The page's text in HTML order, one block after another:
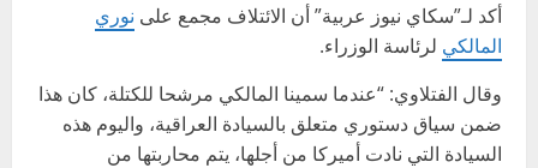
أكد لـ”سكاي نيوز عربية” أن الائتلاف مجمع على نوري
المالكي لرئاسة الوزراء.
وقال الفتلاوي: “عندما سمينا المالكي مرشحا للكتلة، كان هذا
ضمن سياق دستوري متعلق بالسيادة العراقية، واليوم هذه
السيادة التي نادت أميركا من أجلها، يتم محاربتها من